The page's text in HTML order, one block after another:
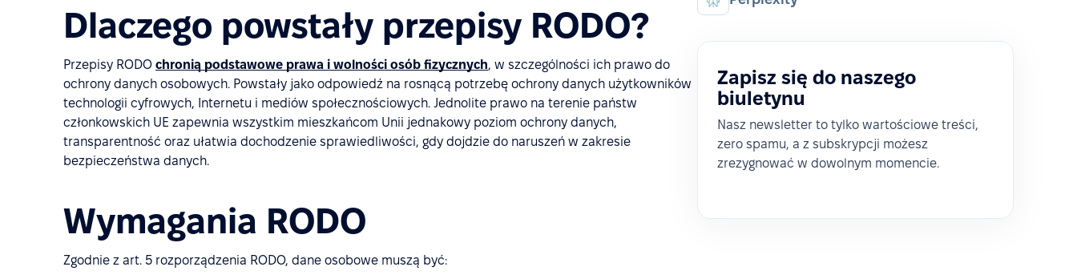
Dlaczego powstały przepisy RODO?
Przepisy RODO chronią podstawowe prawa i wolności osób fizycznych, w szczególności ich prawo do
ochrony danych osobowych. Powstały jako odpowiedź na rosnącą potrzebę ochrony danych użytkowników
technologii cyfrowych, Internetu i mediów społecznościowych. Jednolite prawo na terenie państw
członkowskich UE zapewnia wszystkim mieszkańcom Unii jednakowy poziom ochrony danych,
transparentność oraz ułatwia dochodzenie sprawiedliwości, gdy dojdzie do naruszeń w zakresie
bezpieczeństwa danych.
Wymagania RODO
Zgodnie z art. 5 rozporządzenia RODO, dane osobowe muszą być:
Zapisz się do naszego
biuletynu
Nasz newsletter to tylko wartościowe treści,
zero spamu, a z subskrypcji możesz
zrezygnować w dowolnym momencie.